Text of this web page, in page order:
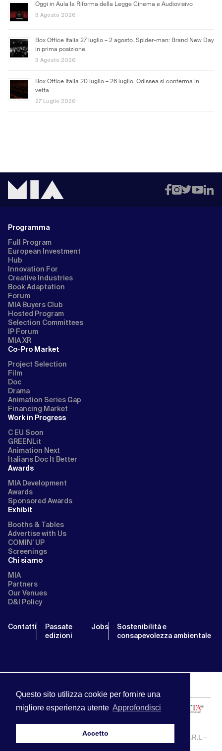
Questo sito utilizza cookie per fornire una
migliore esperienza utente Approfondisci
Accetto
Oggi in Aula la Riforma della Legge Cinema e Audiovisivo
3 Agosto 2026
Box Office Italia 27 luglio – 2 agosto. Spider-man: Brand New Day
in prima posizione
3 Agosto 2026
Box Office Italia 20 luglio – 26 luglio. Odissea si conferma in
vetta
27 Luglio 2026
Programma
Full Program
European Investment
Hub
Innovation For
Creative Industries
Book Adaptation
Forum
MIA Buyers Club
Hosted Program
Selection Committees
IP Forum
MIA XR
Co-Pro Market
Project Selection
Film
Doc
Drama
Animation Series Gap
Financing Market
Work in Progress
C EU Soon
GREENLit
Animation Next
Italians Doc It Better
Awards
MIA Development
Awards
Sponsored Awards
Exhibit
Booths & Tables
Advertise with Us
COMIN’ UP
Screenings
Chi siamo
MIA
Partners
Our Venues
D&I Policy
Contatti
Passate
edizioni
Jobs
Sostenibilità e
consapevolezza ambientale
MIA | Mercato Internazionale Audiovisivo | APA SERVICE S.R.L –